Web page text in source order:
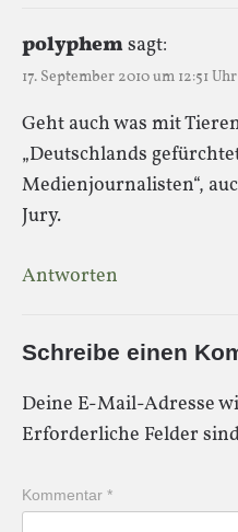
polyphemsagt:
17. September 2010 um 12:51 Uhr
Geht auch was mit
„Deutschlands
Medienjournalisten“,
Jury.
Antworten
Schreibe einen
Deine E-Mail-Adresse
Erforderliche Felder
Kommentar *